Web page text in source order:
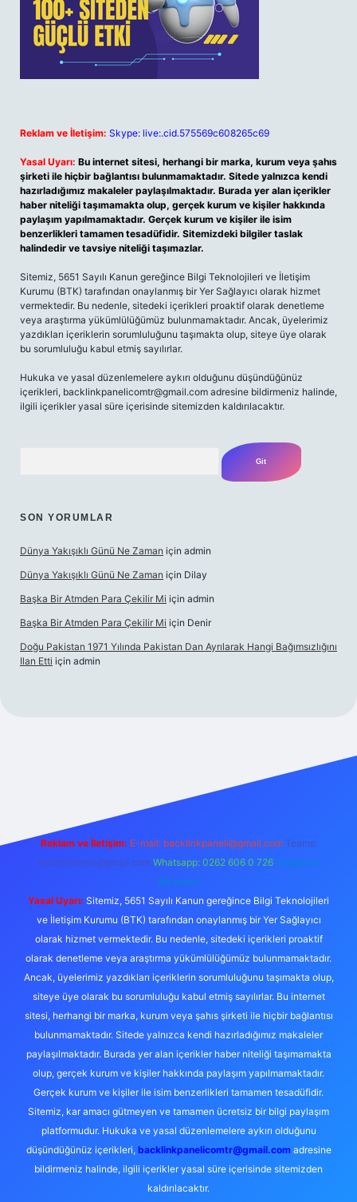
Reklam ve İletişim: Skype: live:.cid.575569c608265c69
Yasal Uyarı: Bu internet sitesi, herhangi bir marka, kurum veya şahıs
şirketi ile hiçbir bağlantısı bulunmamaktadır. Sitede yalnızca kendi
hazırladığımız makaleler paylaşılmaktadır. Burada yer alan içerikler
haber niteliği taşımamakta olup, gerçek kurum ve kişiler hakkında
paylaşım yapılmamaktadır. Gerçek kurum ve kişiler ile isim
benzerlikleri tamamen tesadüfidir. Sitemizdeki bilgiler taslak
halindedir ve tavsiye niteliği taşımazlar.
Sitemiz, 5651 Sayılı Kanun gereğince Bilgi Teknolojileri ve İletişim
Kurumu (BTK) tarafından onaylanmış bir Yer Sağlayıcı olarak hizmet
vermektedir. Bu nedenle, sitedeki içerikleri proaktif olarak denetleme
veya araştırma yükümlülüğümüz bulunmamaktadır. Ancak, üyelerimiz
yazdıkları içeriklerin sorumluluğunu taşımakta olup, siteye üye olarak
bu sorumluluğu kabul etmiş sayılırlar.
Hukuka ve yasal düzenlemelere aykırı olduğunu düşündüğünüz
içerikleri, backlinkpanelicomtr@gmail.com adresine bildirmeniz halinde,
ilgili içerikler yasal süre içerisinde sitemizden kaldırılacaktır.
SON YORUMLAR
Dünya Yakışıklı Günü Ne Zaman için admin
Dünya Yakışıklı Günü Ne Zaman için Dilay
Başka Bir Atmden Para Çekilir Mi için admin
Başka Bir Atmden Para Çekilir Mi için Denir
Doğu Pakistan 1971 Yılında Pakistan Dan Ayrılarak Hangi Bağımsızlığını
Ilan Etti için admin
Reklam ve İletişim: E-mail: backlinkpaneli@gmail.com Teams:
forumhizmeti@gmail.com Whatsapp: 0262 606 0 726 Telegram:
@karabul
Yasal Uyarı: Sitemiz, 5651 Sayılı Kanun gereğince Bilgi Teknolojileri
ve İletişim Kurumu (BTK) tarafından onaylanmış bir Yer Sağlayıcı
olarak hizmet vermektedir. Bu nedenle, sitedeki içerikleri proaktif
olarak denetleme veya araştırma yükümlülüğümüz bulunmamaktadır.
Ancak, üyelerimiz yazdıkları içeriklerin sorumluluğunu taşımakta olup,
siteye üye olarak bu sorumluluğu kabul etmiş sayılırlar. Bu internet
sitesi, herhangi bir marka, kurum veya şahıs şirketi ile hiçbir bağlantısı
bulunmamaktadır. Sitede yalnızca kendi hazırladığımız makaleler
paylaşılmaktadır. Burada yer alan içerikler haber niteliği taşımamakta
olup, gerçek kurum ve kişiler hakkında paylaşım yapılmamaktadır.
Gerçek kurum ve kişiler ile isim benzerlikleri tamamen tesadüfidir.
Sitemiz, kar amacı gütmeyen ve tamamen ücretsiz bir bilgi paylaşım
platformudur. Hukuka ve yasal düzenlemelere aykırı olduğunu
düşündüğünüz içerikleri, backlinkpanelicomtr@gmail.comadresine
bildirmeniz halinde, ilgili içerikler yasal süre içerisinde sitemizden
kaldırılacaktır.